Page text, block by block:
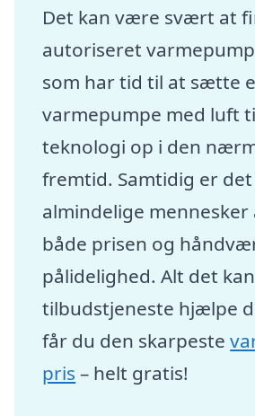
Det kan være svært at
autoriseret
som har tid til at sætte
varmepumpe med luft
teknologi op i den
fremtid. Samtidig er
almindelige
både prisen og
pålidelighed. Alt det
tilbudstjeneste hjælpe
får du den skarpeste
pris – helt gratis!